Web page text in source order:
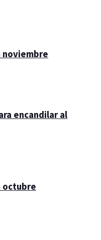
noviembre
encandilar al
octubre